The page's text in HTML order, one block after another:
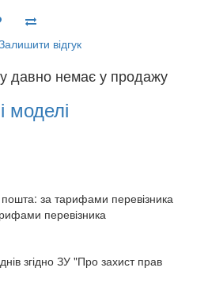
відгук
давно немає у продажу
моделі
пошта: за тарифами перевізника
перевізника
згідно ЗУ "Про захист прав